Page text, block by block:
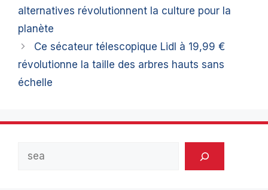
alternatives révolutionnent la culture pour la
planète
Ce sécateur télescopique Lidl à 19,99 €
révolutionne la taille des arbres hauts sans
échelle